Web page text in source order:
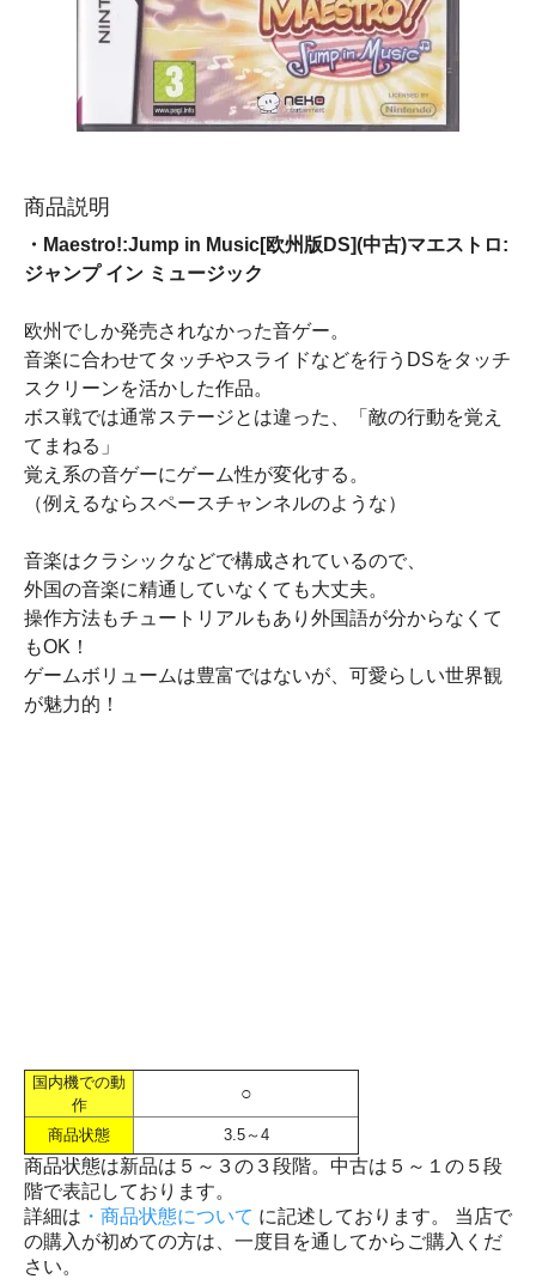
商品説明
・Maestro!:Jump in Music[欧州版DS](中古)マエストロ:
ジャンプ イン ミュージック
欧州でしか発売されなかった音ゲー。
音楽に合わせてタッチやスライドなどを行うDSをタッチ
スクリーンを活かした作品。
ボス戦では通常ステージとは違った、「敵の行動を覚え
てまねる」
覚え系の音ゲーにゲーム性が変化する。
（例えるならスペースチャンネルのような）
音楽はクラシックなどで構成されているので、
外国の音楽に精通していなくても大丈夫。
操作方法もチュートリアルもあり外国語が分からなくて
もOK！
ゲームボリュームは豊富ではないが、可愛らしい世界観
が魅力的！
国内機での動
作
○
商品状態 3.5～4
商品状態は新品は５～３の３段階。中古は５～１の５段
階で表記しております。
詳細は ・商品状態について に記述しております。 当店で
の購入が初めての方は、一度目を通してからご購入くだ
さい。